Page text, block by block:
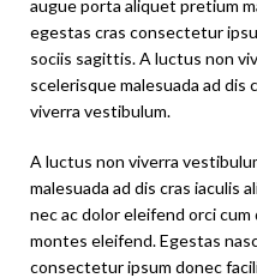
augue porta aliquet pretium
egestas cras consectetur
sociis sagittis. A luctus non
scelerisque malesuada ad dis
viverra vestibulum.
A luctus non viverra
malesuada ad dis cras iaculis
nec ac dolor eleifend orci
montes eleifend. Egestas
consectetur ipsum donec